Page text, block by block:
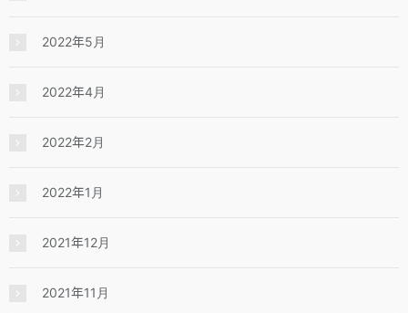
2022年5月
2022年4月
2022年2月
2022年1月
2021年12月
2021年11月